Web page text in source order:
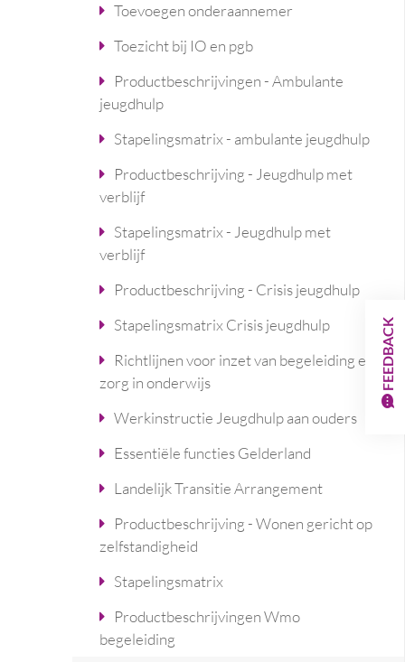
Toevoegen onderaannemer
Toezicht bij IO en pgb
Productbeschrijvingen - Ambulante
jeugdhulp
Stapelingsmatrix - ambulante jeugdhulp
Productbeschrijving - Jeugdhulp met
verblijf
Stapelingsmatrix - Jeugdhulp met
verblijf
Productbeschrijving - Crisis jeugdhulp
Stapelingsmatrix Crisis jeugdhulp
Richtlijnen voor inzet van begeleiding en
zorg in onderwijs
Werkinstructie Jeugdhulp aan ouders
Essentiële functies Gelderland
Landelijk Transitie Arrangement
Productbeschrijving - Wonen gericht op
zelfstandigheid
Stapelingsmatrix
Productbeschrijvingen Wmo
begeleiding
FEEDBACK